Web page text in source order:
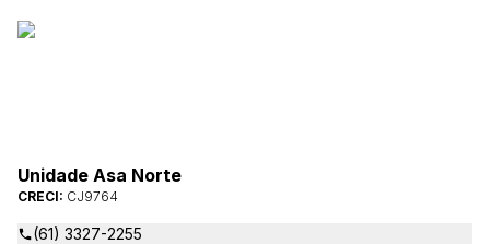
Unidade Asa Norte
CRECI: CJ9764
(61) 3327-2255